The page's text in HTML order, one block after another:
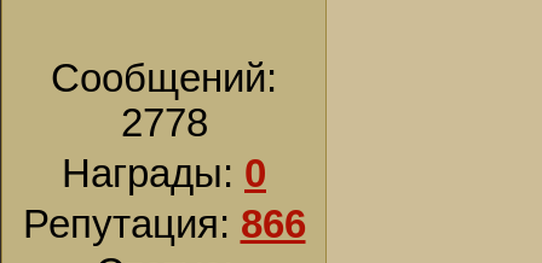
Сообщений:
2778
Награды: 0
Репутация: 866